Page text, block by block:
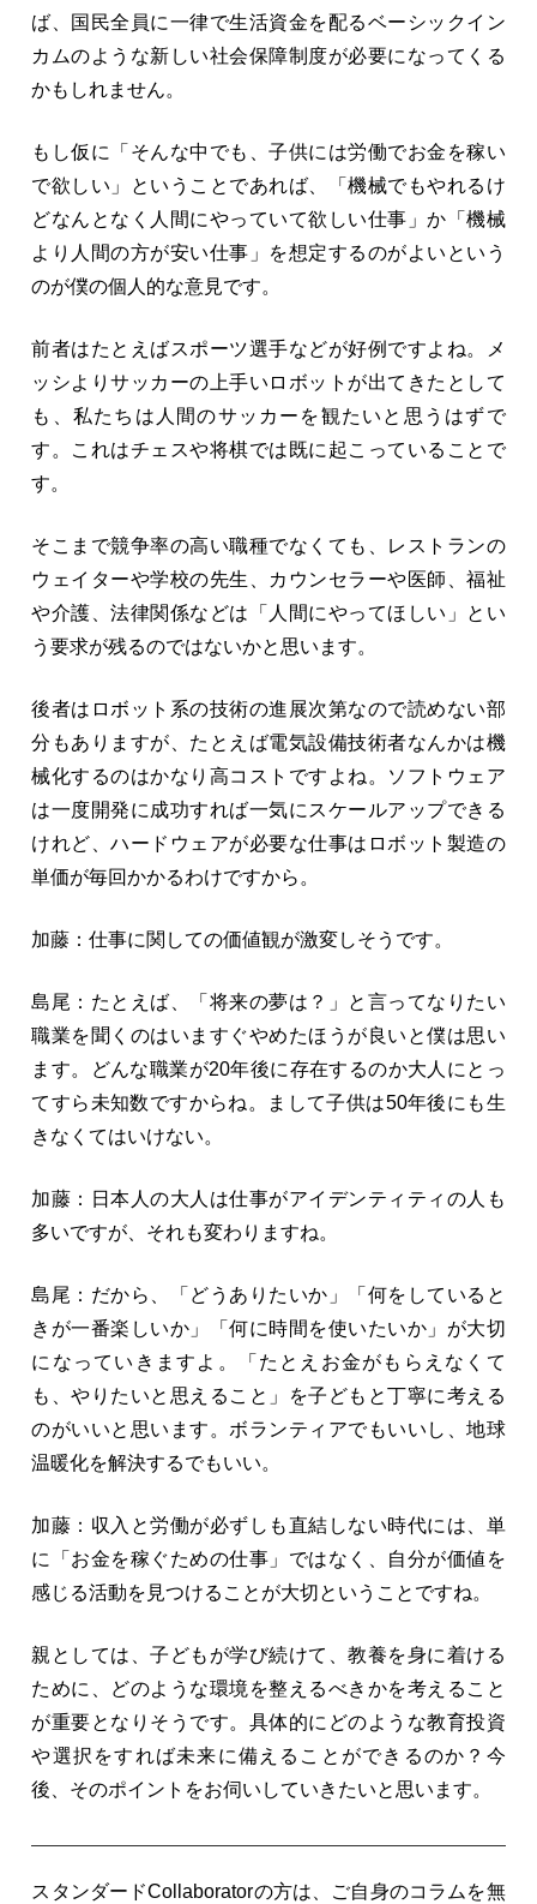
ば、国民全員に一律で生活資金を配るベーシックイン
カムのような新しい社会保障制度が必要になってくる
かもしれません。
もし仮に「そんな中でも、子供には労働でお金を稼い
で欲しい」ということであれば、「機械でもやれるけ
どなんとなく人間にやっていて欲しい仕事」か「機械
より人間の方が安い仕事」を想定するのがよいという
のが僕の個人的な意見です。
前者はたとえばスポーツ選手などが好例ですよね。メ
ッシよりサッカーの上手いロボットが出てきたとして
も、私たちは人間のサッカーを観たいと思うはずで
す。これはチェスや将棋では既に起こっていることで
す。
そこまで競争率の高い職種でなくても、レストランの
ウェイターや学校の先生、カウンセラーや医師、福祉
や介護、法律関係などは「人間にやってほしい」とい
う要求が残るのではないかと思います。
後者はロボット系の技術の進展次第なので読めない部
分もありますが、たとえば電気設備技術者なんかは機
械化するのはかなり高コストですよね。ソフトウェア
は一度開発に成功すれば一気にスケールアップできる
けれど、ハードウェアが必要な仕事はロボット製造の
単価が毎回かかるわけですから。
加藤：仕事に関しての価値観が激変しそうです。
島尾：たとえば、「将来の夢は？」と言ってなりたい
職業を聞くのはいますぐやめたほうが良いと僕は思い
ます。どんな職業が20年後に存在するのか大人にとっ
てすら未知数ですからね。まして子供は50年後にも生
きなくてはいけない。
加藤：日本人の大人は仕事がアイデンティティの人も
多いですが、それも変わりますね。
島尾：だから、「どうありたいか」「何をしていると
きが一番楽しいか」「何に時間を使いたいか」が大切
になっていきますよ。「たとえお金がもらえなくて
も、やりたいと思えること」を子どもと丁寧に考える
のがいいと思います。ボランティアでもいいし、地球
温暖化を解決するでもいい。
加藤：収入と労働が必ずしも直結しない時代には、単
に「お金を稼ぐための仕事」ではなく、自分が価値を
感じる活動を見つけることが大切ということですね。
親としては、子どもが学び続けて、教養を身に着ける
ために、どのような環境を整えるべきかを考えること
が重要となりそうです。具体的にどのような教育投資
や選択をすれば未来に備えることができるのか？今
後、そのポイントをお伺いしていきたいと思います。
スタンダードCollaboratorの方は、ご自身のコラムを無